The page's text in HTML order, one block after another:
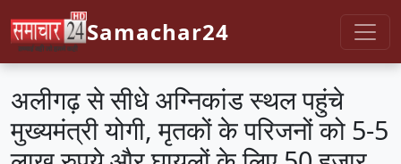
Samachar24
अलीगढ़ से सीधे अग्निकांड स्थल पहुंचे
मुख्यमंत्री योगी, मृतकों के परिजनों को 5-5